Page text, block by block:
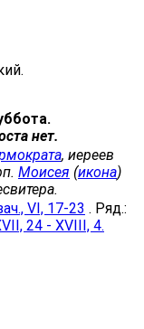
нет.
, иереев
Моисея (икона)
VI, 17-23 . Ряд.:
24 - XVIII, 4.